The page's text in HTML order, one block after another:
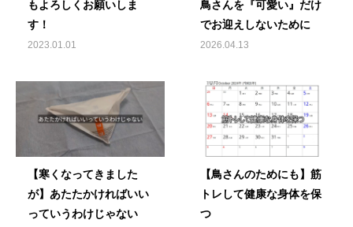
もよろしくお願いしま
す！
2023.01.01
鳥さんを『可愛い』だけ
でお迎えしないために
2026.04.13
【寒くなってきました
が】あたたかければいい
っていうわけじゃない
【鳥さんのためにも】筋
トレして健康な身体を保
つ